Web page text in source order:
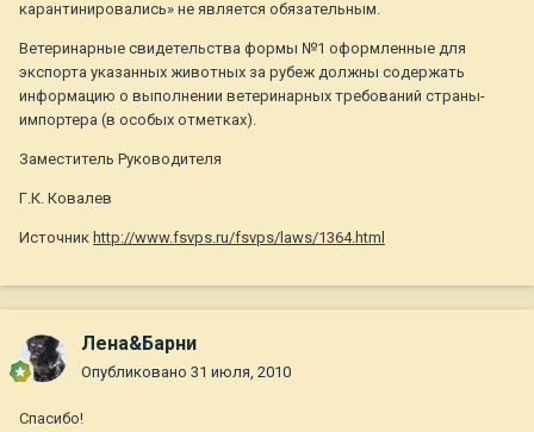
карантинировались» не является обязательным.
Ветеринарные свидетельства формы №1 оформленные для
экспорта указанных животных за рубеж должны содержать
информацию о выполнении ветеринарных требований страны-
импортера (в особых отметках).
Заместитель Руководителя
Г.К. Ковалев
Источник http://www.fsvps.ru/fsvps/laws/1364.html
Лена&Барни
Опубликовано 31 июля, 2010
Спасибо!